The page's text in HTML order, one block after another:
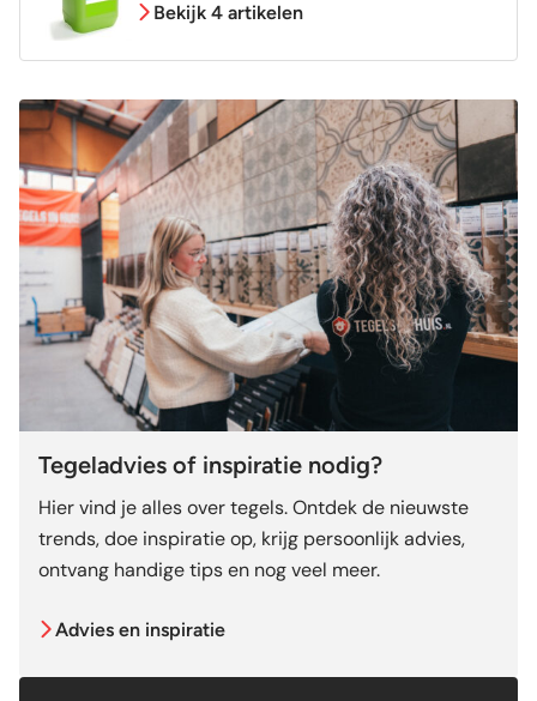
Bekijk 4 artikelen
Tegeladvies of inspiratie nodig?
Hier vind je alles over tegels. Ontdek de nieuwste
trends, doe inspiratie op, krijg persoonlijk advies,
ontvang handige tips en nog veel meer.
Advies en inspiratie